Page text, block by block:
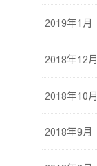
2019年1月
2018年12月
2018年10月
2018年9月